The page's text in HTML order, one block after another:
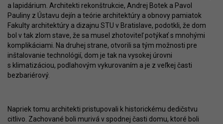
a lapidárium. Architekti rekonštrukcie, Andrej Botek a Pavol
Pauliny z Ústavu dejín a teórie architektúry a obnovy pamiatok
Fakulty architektúry a dizajnu STU v Bratislave, podotkli, že dom
bol v tak zlom stave, že sa musel zhotoviteľ potýkať s mnohými
komplikáciami. Na druhej strane, otvorili sa tým možnosti pre
inštalovanie technológií, dom je tak na vysokej úrovni
s klimatizáciou, podlahovým vykurovaním a je z veľkej časti
bezbariérový.
Napriek tomu architekti pristupovali k historickému dedičstvu
citlivo. Zachované boli murivá v spodnej časti domu, ktoré boli